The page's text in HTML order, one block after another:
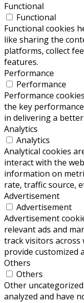
Functional
Functional
Functional cookies
like sharing the
platforms, collect
features.
Performance
Performance
Performance
the key
in delivering a
Analytics
Analytics
Analytical cookies
interact with the
information on
rate, traffic source,
Advertisement
Advertisement
Advertisement
relevant ads and
track visitors
provide customized
Others
Others
Other
analyzed and have